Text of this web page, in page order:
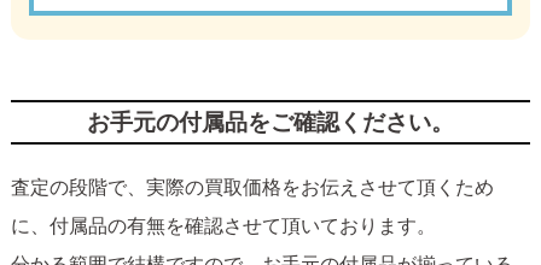
お手元の付属品をご確認ください。
査定の段階で、実際の買取価格をお伝えさせて頂くため
に、付属品の有無を確認させて頂いております。